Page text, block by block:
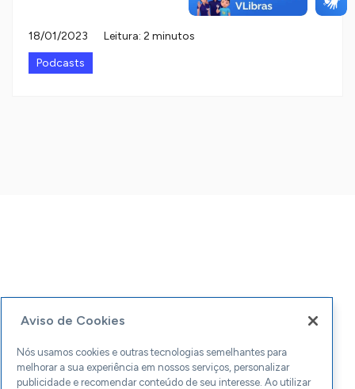
18/01/2023
Leitura: 2 minutos
Podcasts
Aviso de Cookies
Nós usamos cookies e outras tecnologias semelhantes para
melhorar a sua experiência em nossos serviços, personalizar
publicidade e recomendar conteúdo de seu interesse. Ao utilizar